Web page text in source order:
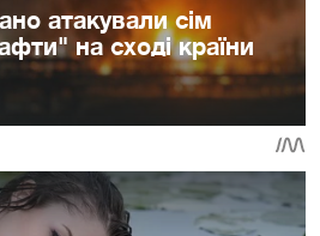
атакували сім
на сході країни